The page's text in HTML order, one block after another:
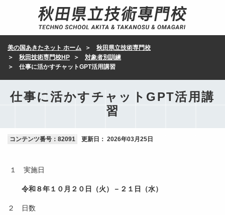
美の国あきたネット ホーム
秋田県立技術専門校
秋田技術専門校HP
対象者別訓練
仕事に活かすチャットGPT活用講習
仕事に活かすチャットGPT活用講
習
コンテンツ番号：82091 更新日： 2026年03月25日
１ 実施日
令和８年１０月２０日（火）－２１日（水）
２ 日数